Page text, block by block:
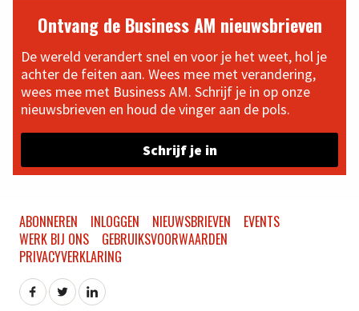
Ontvang de Business AM nieuwsbrieven
De wereld verandert snel en voor je het weet, hol je
achter de feiten aan. Wees mee met verandering,
wees mee met Business AM. Schrijf je in op onze
nieuwsbrieven en houd de vinger aan de pols.
Schrijf je in
ABONNEREN INLOGGEN NIEUWSBRIEVEN
EVENTS
WERK BIJ ONS
GEBRUIKSVOORWAARDEN
PRIVACYVERKLARING